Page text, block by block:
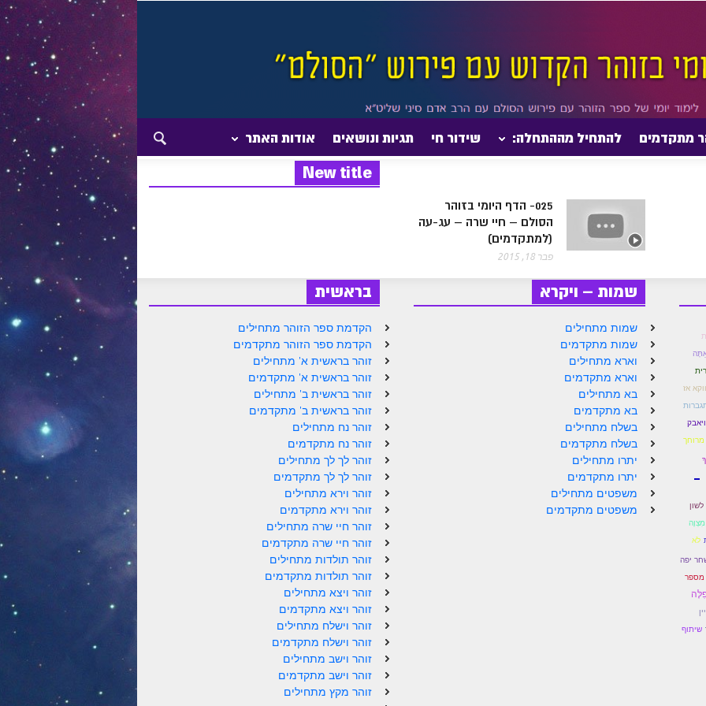
מתקדמים להתחיל מההתחלה: שידור חי תגיות ונושאים אודות האתר
New title
025- הדף היומי בזוהר
הסולם – חיי שרה – עג-עה
(למתקדמים)
פבר 18, 2015
בראשית
הקדמת ספר הזוהר מתחילים
הקדמת ספר הזוהר מתקדמים
זוהר בראשית א' מתחילים
זוהר בראשית א' מתקדמים
זוהר בראשית ב' מתחילים
זוהר בראשית ב' מתקדמים
זוהר נח מתחילים
זוהר נח מתקדמים
זוהר לך לך מתחילים
זוהר לך לך מתקדמים
זוהר וירא מתחילים
זוהר וירא מתקדמים
זוהר חיי שרה מתחילים
זוהר חיי שרה מתקדמים
זוהר תולדות מתחילים
זוהר תולדות מתקדמים
זוהר ויצא מתחילים
זוהר ויצא מתקדמים
זוהר וישלח מתחילים
זוהר וישלח מתקדמים
זוהר וישב מתחילים
זוהר וישב מתקדמים
זוהר מקץ מתחילים
שמות – ויקרא
שמות מתחילים
שמות מתקדמים
וארא מתחילים
וארא מתקדמים
בא מתחילים
בא מתקדמים
בשלח מתחילים
בשלח מתקדמים
יתרו מתחילים
יתרו מתקדמים
משפטים מתחילים
משפטים מתקדמים
אז
ויאבק
מרוחך
לשון
מִצְוָה
לֹא
יפה
מספר
שיתוף